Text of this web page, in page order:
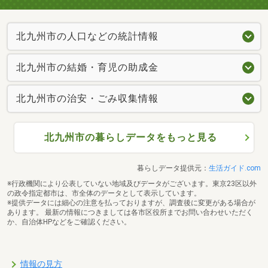
北九州市の人口などの統計情報
北九州市の結婚・育児の助成金
北九州市の治安・ごみ収集情報
北九州市の暮らしデータをもっと見る
暮らしデータ提供元： 生活ガイド.com
※行政機関により公表していない地域及びデータがございます。東京23区以外
の政令指定都市は、市全体のデータとして表示しています。
※提供データには細心の注意を払っておりますが、調査後に変更がある場合が
あります。 最新の情報につきましては各市区役所までお問い合わせいただく
か、自治体HPなどをご確認ください。
情報の見方